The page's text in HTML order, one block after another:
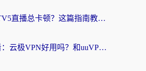
海外看CCTV5直播总卡顿？这篇指南教你选对回国加速器，无缝刷国内资源
海外党必看：云极VPN好用吗？和uuVPN对比哪个回国效果更好？附真实体验+避坑指南